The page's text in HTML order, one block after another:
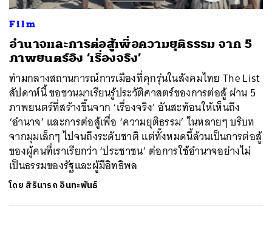
Film
อำนาจและการต่อสู้เพื่อความยุติธรรม จาก 5
ภาพยนตร์อิง ‘เรื่องจริง’
ท่ามกลางสถานการณ์การเมืองที่คุกรุ่นในสังคมไทย The List
สัปดาห์นี้ ขอชวนมาเรียนรู้ประวัติศาสตร์ของการต่อสู้ ผ่าน 5
ภาพยนตร์ที่สร้างขึ้นจาก ‘เรื่องจริง’ อันสะท้อนให้เห็นถึง
‘อำนาจ’ และการต่อสู้เพื่อ ‘ความยุติธรรม’ ในหลายๆ บริบท
จากมุมเล็กๆ ไปจนถึงระดับชาติ แต่ทั้งหมดนี้ล้วนเป็นการต่อสู้
ของผู้คนที่เราเรียกว่า ‘ประชาชน’ ต่อการใช้อำนาจอย่างไม่
เป็นธรรมของรัฐและผู้มีอิทธิพล
โดย สิรินารถ อินทะพันธ์
ค้นหา